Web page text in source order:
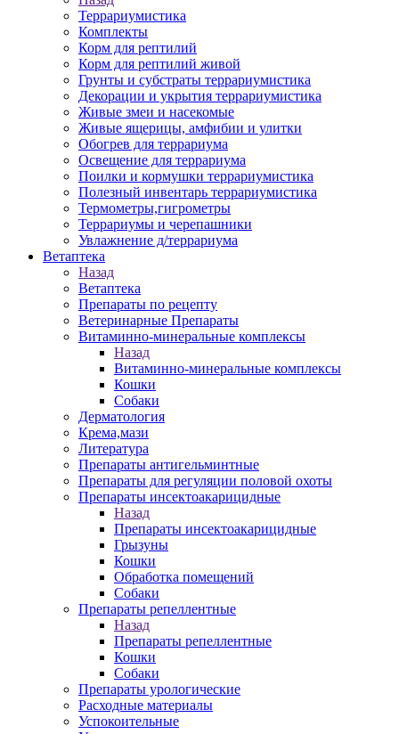
Террариумистика
Комплекты
Корм для рептилий
Корм для рептилий живой
Грунты и субстраты террариумистика
Декорации и укрытия террариумистика
Живые змеи и насекомые
Живые ящерицы, амфибии и улитки
Обогрев для террариума
Освещение для террариума
Поилки и кормушки террариумистика
Полезный инвентарь террариумистика
Термометры,гигрометры
Террариумы и черепашники
Увлажнение д/террариума
Ветаптека
Назад
Ветаптека
Препараты по рецепту
Ветеринарные Препараты
Витаминно-минеральные комплексы
Назад
Витаминно-минеральные комплексы
Кошки
Собаки
Дерматология
Крема,мази
Литература
Препараты антигельминтные
Препараты для регуляции половой охоты
Препараты инсектоакарицидные
Назад
Препараты инсектоакарицидные
Грызуны
Кошки
Обработка помещений
Собаки
Препараты репеллентные
Назад
Препараты репеллентные
Кошки
Собаки
Препараты урологические
Расходные материалы
Успокоительные